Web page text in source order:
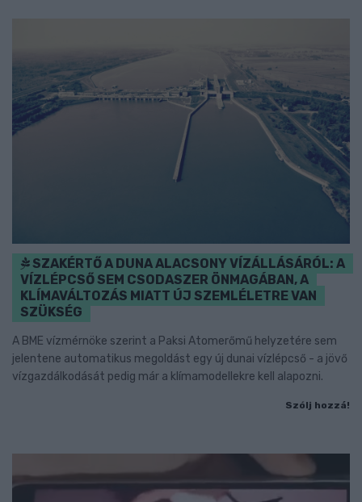
SZAKÉRTŐ A DUNA ALACSONY VÍZÁLLÁSÁRÓL: A
VÍZLÉPCSŐ SEM CSODASZER ÖNMAGÁBAN, A
KLÍMAVÁLTOZÁS MIATT ÚJ SZEMLÉLETRE VAN
SZÜKSÉG
A BME vízmérnöke szerint a Paksi Atomerőmű helyzetére sem
jelentene automatikus megoldást egy új dunai vízlépcső - a jövő
vízgazdálkodását pedig már a klímamodellekre kell alapozni.
Szólj hozzá!